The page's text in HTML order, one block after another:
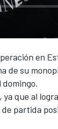
en
de su
, ya que al
partida